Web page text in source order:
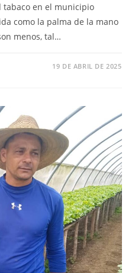
tabaco en el municipio
como la palma de la mano
menos, tal…
19 DE ABRIL DE 2025